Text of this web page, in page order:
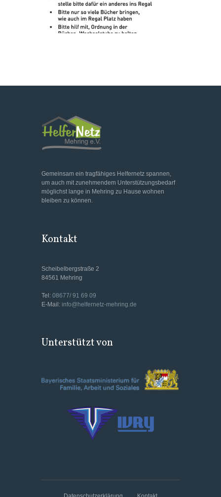
Gemeinsam ein tragfähiges Helfernetz spannen,
um auch mit zunehmendem Unterstützungsbedarf
möglichst lange in Mehring zu Hause wohnen
bleiben zu können.
Kontakt
Scheibelbergstraße 2
84561 Mehring
Tel: 08677/ 91 69 09
E-Mail: info@helfernetz-mehring.de
Unterstützt von